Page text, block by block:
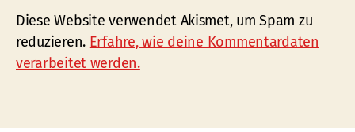
Diese Website verwendet Akismet, um Spam zu
reduzieren. Erfahre, wie deine Kommentardaten
verarbeitet werden.